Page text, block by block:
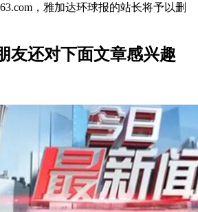
，雅加达环球报的站长将予以删
友还对下面文章感兴趣